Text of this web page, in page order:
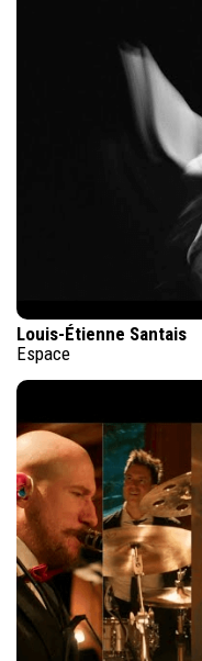
Louis-Étienne Santais
Espace